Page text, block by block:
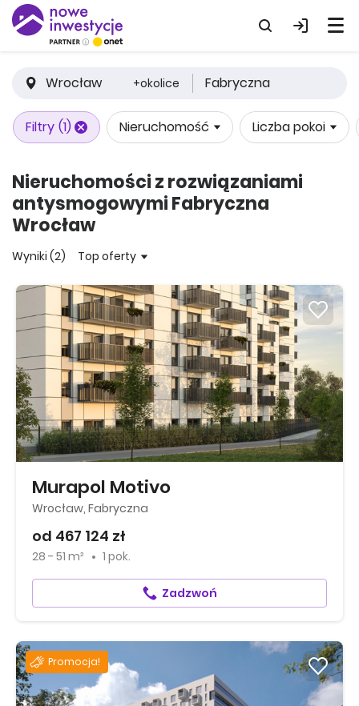
Wrocław +okolice Fabryczna
Filtry (1) Nieruchomość Liczba pokoi
Nieruchomości z rozwiązaniami
antysmogowymi Fabryczna
Wrocław
Wyniki (2) Top oferty
Murapol Motivo
Wrocław, Fabryczna
od 467 124 zł
28 - 51 m² 1 pok.
Zadzwoń
Promocja!